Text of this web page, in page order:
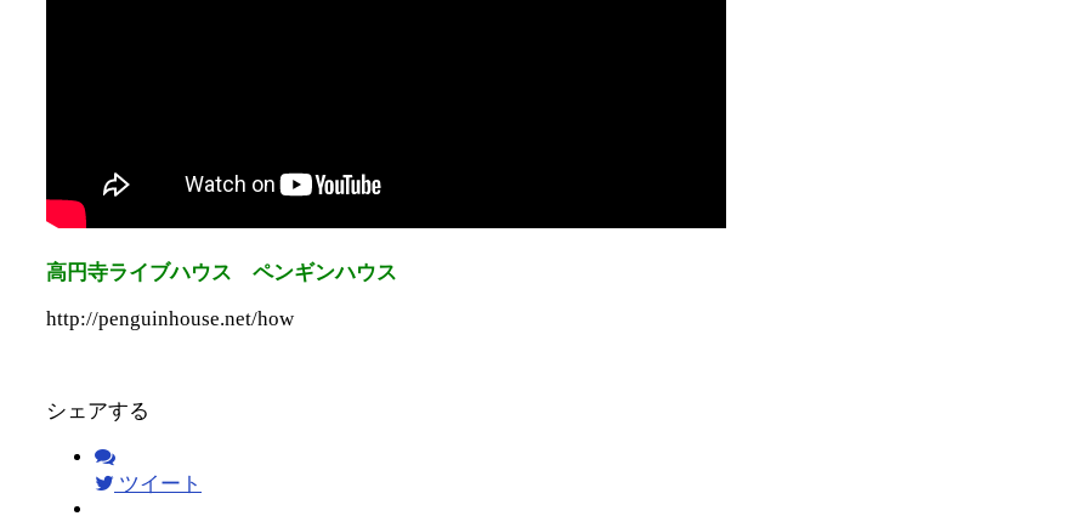
高円寺ライブハウス ペンギンハウス
http://penguinhouse.net/how
シェアする
ツイート